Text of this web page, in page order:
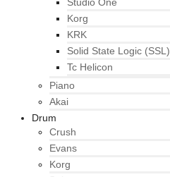
Korg
KRK
Solid State Logic (SSL)
Tc Helicon
Piano
Akai
Drum
Crush
Evans
Korg